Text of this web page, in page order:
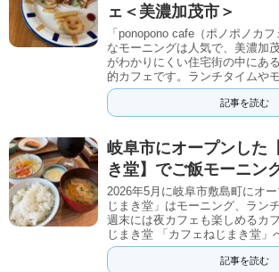
ェ＜美濃加茂市＞
「ponopono cafe（ポノポノカ
なモーニングは人気で、美濃加
がわかりにくい住宅街の中にあ
的カフェです。ランチタイムや
記事を読む
岐阜市にオープンした
き堂】でご飯モーニン
2026年5月に岐阜市敷島町にオ
じまき堂」はモーニング、ラン
週末には夜カフェも楽しめるカ
じまき堂 「カフェねじまき堂」
記事を読む